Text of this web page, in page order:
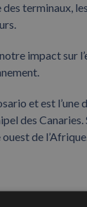
terminaux,
impact sur
et est l’une
des
de